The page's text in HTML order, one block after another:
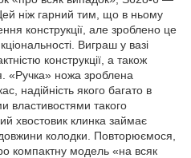
ніж гарний тим, що в ньому
конструкції, але зроблено це
Виграш у вазі
конструкції, а також
«Ручка» ножа зроблена
надійність якого багато в
властивостями такого
хвостовик клинка займає
колодки. Повторюємося,
компактну модель «на всяк